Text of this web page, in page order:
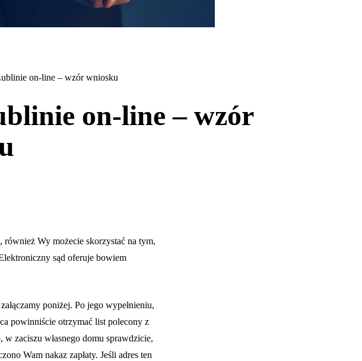
on-line – wzór wniosku
on-line – wzór
Wy możecie skorzystać na tym,
sąd oferuje bowiem
poniżej. Po jego wypełnieniu,
powinniście otrzymać list polecony z
zaciszu własnego domu sprawdzicie,
Wam nakaz zapłaty. Jeśli adres ten